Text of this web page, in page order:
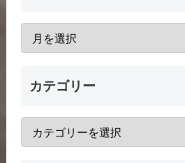
カテゴリー